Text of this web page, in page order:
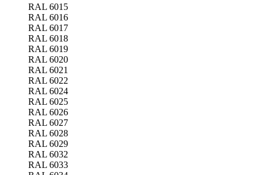
RAL 6015
RAL 6016
RAL 6017
RAL 6018
RAL 6019
RAL 6020
RAL 6021
RAL 6022
RAL 6024
RAL 6025
RAL 6026
RAL 6027
RAL 6028
RAL 6029
RAL 6032
RAL 6033